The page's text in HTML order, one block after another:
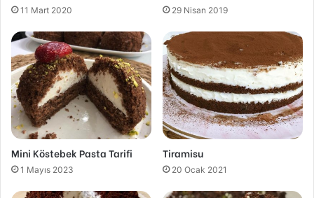
11 Mart 2020 29 Nisan 2019
Mini Köstebek Pasta Tarifi
1 Mayıs 2023
Tiramisu
20 Ocak 2021